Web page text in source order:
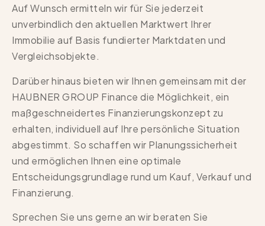
Auf Wunsch ermitteln wir für Sie jederzeit
unverbindlich den aktuellen Marktwert Ihrer
Immobilie auf Basis fundierter Marktdaten und
Vergleichsobjekte.
Darüber hinaus bieten wir Ihnen gemeinsam mit der
HAUBNER GROUP Finance die Möglichkeit, ein
maßgeschneidertes Finanzierungskonzept zu
erhalten, individuell auf Ihre persönliche Situation
abgestimmt. So schaffen wir Planungssicherheit
und ermöglichen Ihnen eine optimale
Entscheidungsgrundlage rund um Kauf, Verkauf und
Finanzierung.
Sprechen Sie uns gerne an wir beraten Sie